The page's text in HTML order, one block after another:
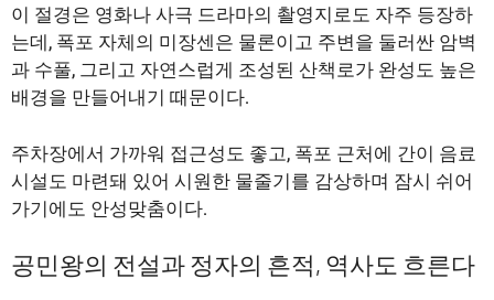
이 절경은 영화나 사극 드라마의 촬영지로도 자주 등장하
는데, 폭포 자체의 미장센은 물론이고 주변을 둘러싼 암벽
과 수풀, 그리고 자연스럽게 조성된 산책로가 완성도 높은
배경을 만들어내기 때문이다.
주차장에서 가까워 접근성도 좋고, 폭포 근처에 간이 음료
시설도 마련돼 있어 시원한 물줄기를 감상하며 잠시 쉬어
가기에도 안성맞춤이다.
공민왕의 전설과 정자의 흔적, 역사도 흐른다